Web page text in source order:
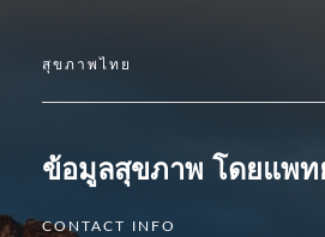
สุขภาพไทย
ข้อมูลสุขภาพ โดยแพท
CONTACT INFO